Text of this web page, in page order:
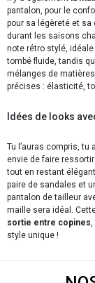
pantalon, pour le
pour sa légèreté et sa
durant les saisons
note rétro stylé,
tombé fluide, tandis
mélanges de
précises : élasticité,
Idées de looks
Tu l’auras compris,
envie de faire ressortir
tout en restant
paire de sandales et
pantalon de tailleur
maille sera idéal.
sortie entre copines,
style unique !